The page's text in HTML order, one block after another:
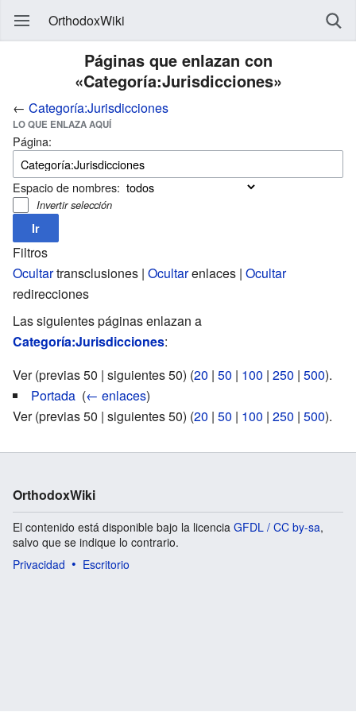
OrthodoxWiki
Páginas que enlazan con
«Categoría:Jurisdicciones»
← Categoría:Jurisdicciones
LO QUE ENLAZA AQUÍ
Página:
Espacio de nombres:
Invertir selección
Filtros
Ocultartransclusiones | Ocultarenlaces | Ocultar
redirecciones
Las siguientes páginas enlazan a
Categoría:Jurisdicciones:
Ver (previas 50 | siguientes 50) (20 | 50 | 100 | 250 | 500).
Portada (← enlaces)
Ver (previas 50 | siguientes 50) (20 | 50 | 100 | 250 | 500).
OrthodoxWiki
El contenido está disponible bajo la licencia GFDL / CC by-sa,
salvo que se indique lo contrario.
Privacidad
Escritorio